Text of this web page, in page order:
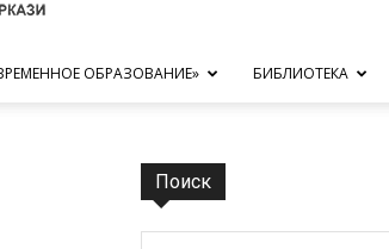
ОБРАЗОВАНИЕ» БИБЛИОТЕКА
Поиск